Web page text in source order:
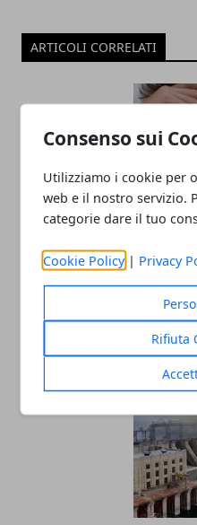
Consenso sui
Utilizziamo i cookie per
web e il nostro servizio.
categorie dare il tuo
Cookie Policy | Privacy
Rifiuta
ARTICOLI CORRELATI
Come misurare la
termometro:
riconoscere i
precisione
09/01/2026